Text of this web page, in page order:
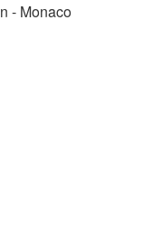
- Monaco